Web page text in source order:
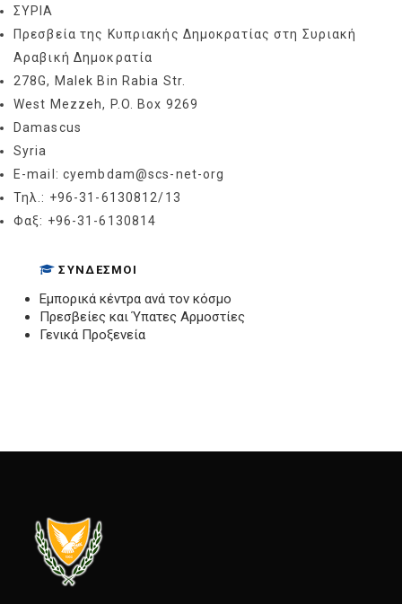
ΣΥΡΙΑ
Πρεσβεία της Κυπριακής Δημοκρατίας στη Συριακή
Αραβική Δημοκρατία
278G, Malek Bin Rabia Str.
West Mezzeh, P.O. Box 9269
Damascus
Syria
E-mail: cyembdam@scs-net-org
Τηλ.: +96-31-6130812/13
Φαξ: +96-31-6130814
ΣΎΝΔΕΣΜΟΙ
Εμπορικά κέντρα ανά τον κόσμο
Πρεσβείες και Ύπατες Αρμοστίες
Γενικά Προξενεία